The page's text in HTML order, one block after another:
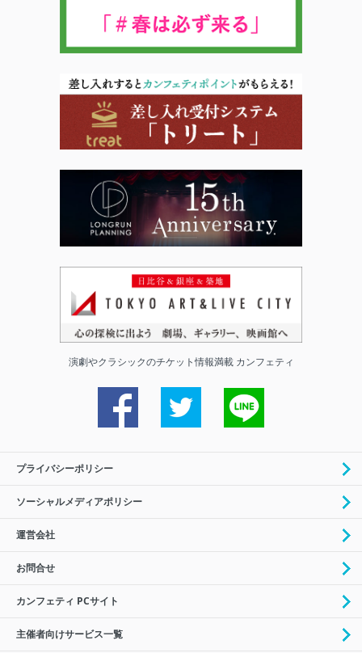
演劇やクラシックのチケット情報満載 カンフェティ
プライバシーポリシー
ソーシャルメディアポリシー
運営会社
お問合せ
カンフェティ PCサイト
主催者向けサービス一覧